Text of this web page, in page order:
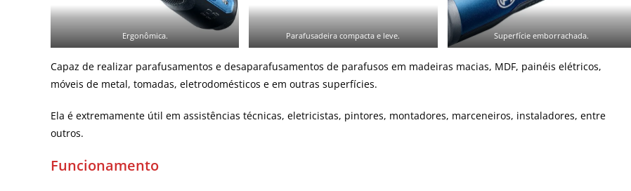
Ergonômica. Parafusadeira compacta e leve. Superfície emborrachada.
Capaz de realizar parafusamentos e desaparafusamentos de parafusos em madeiras macias, MDF, painéis elétricos,
móveis de metal, tomadas, eletrodomésticos e em outras superfícies.
Ela é extremamente útil em assistências técnicas, eletricistas, pintores, montadores, marceneiros, instaladores, entre
outros.
Funcionamento